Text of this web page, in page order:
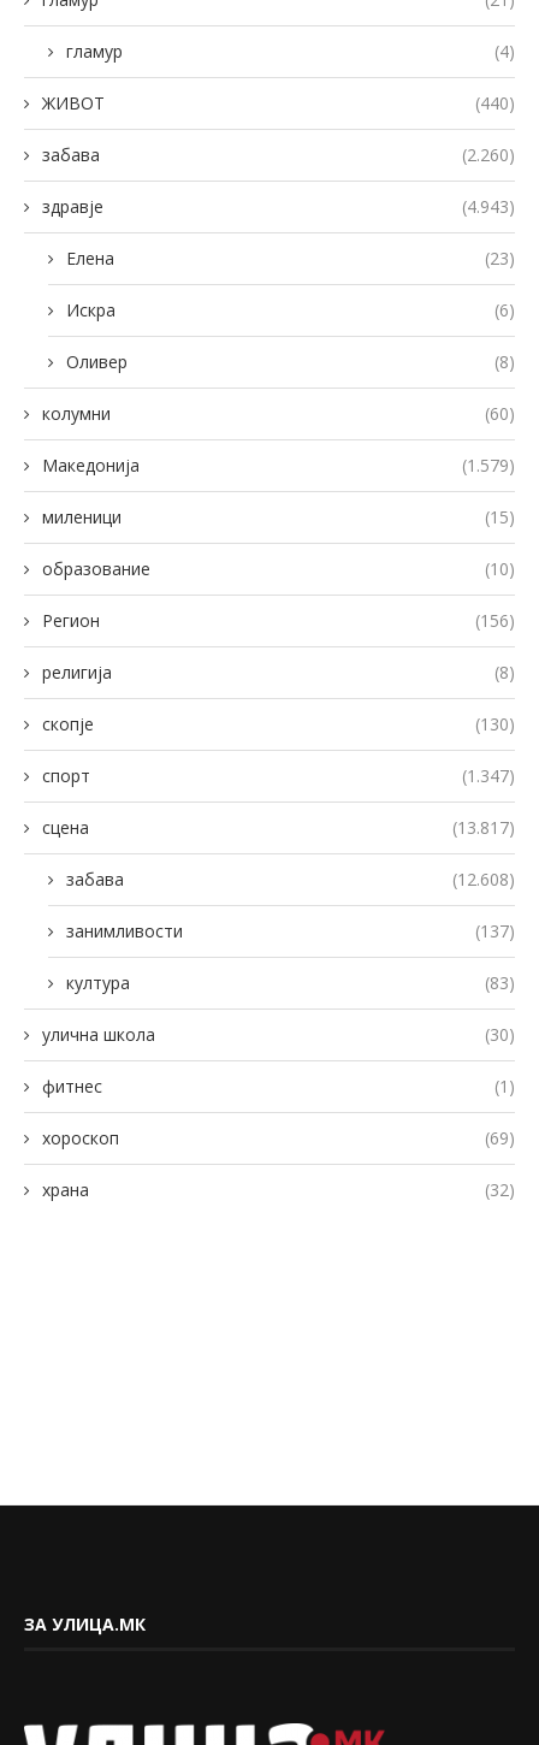
гламур (4)
ЖИВОТ (440)
забава (2.260)
здравје (4.943)
Елена (23)
Искра (6)
Оливер (8)
колумни (60)
Македонија (1.579)
миленици (15)
образование (10)
Регион (156)
религија (8)
скопје (130)
спорт (1.347)
сцена (13.817)
забава (12.608)
занимливости (137)
култура (83)
улична школа (30)
фитнес (1)
хороскоп (69)
храна (32)
ЗА УЛИЦА.МК